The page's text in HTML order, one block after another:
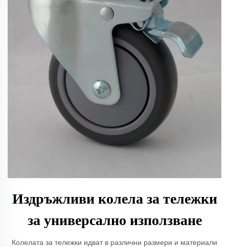
Издръжливи колела за тележки
за универсално използване
Колелата за тележки идват в различни размери и материали